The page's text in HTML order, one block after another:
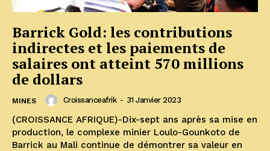
Barrick Gold: les contributions
indirectes et les paiements de
salaires ont atteint 570 millions
de dollars
MINES Croissanceafrik - 31 Janvier 2023
(CROISSANCE AFRIQUE)-Dix-sept ans après sa mise en
production, le complexe minier Loulo-Gounkoto de
Barrick au Mali continue de démontrer sa valeur en